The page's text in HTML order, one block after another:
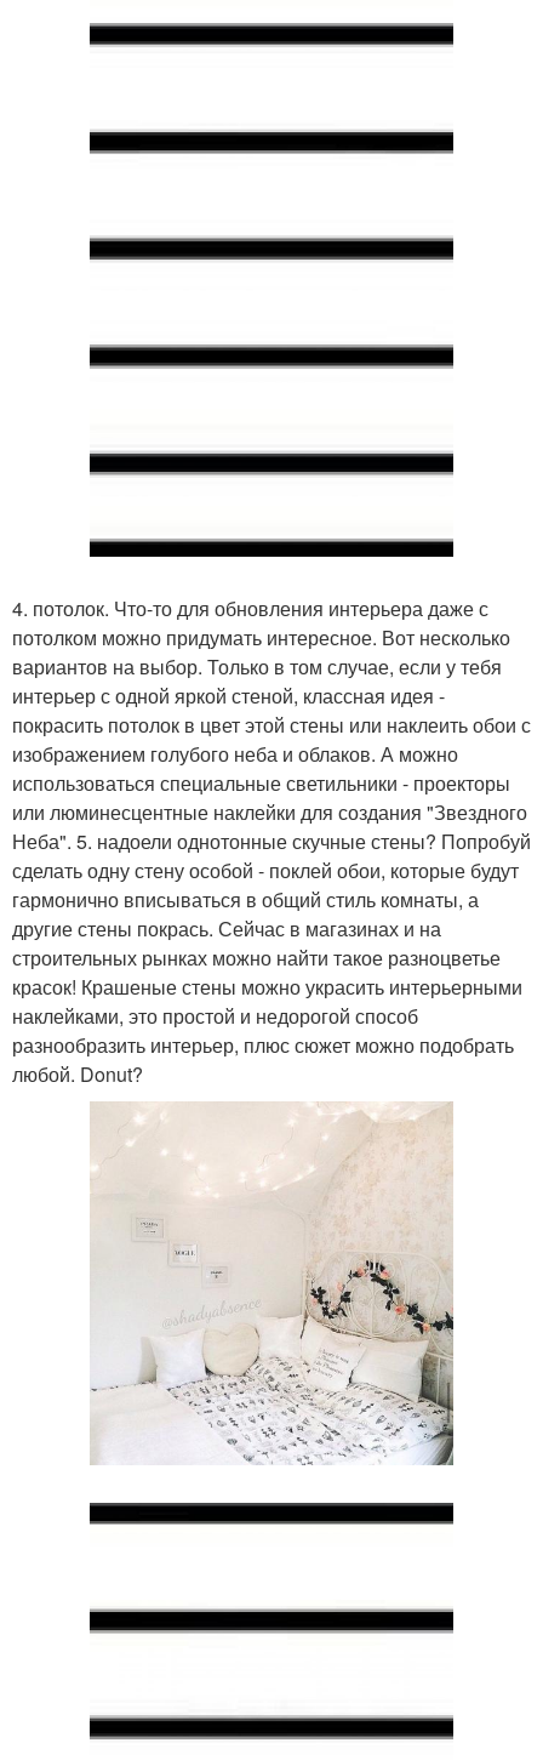
4. потолок. Что-то для обновления интерьера даже с
потолком можно придумать интересное. Вот несколько
вариантов на выбор. Только в том случае, если у тебя
интерьер с одной яркой стеной, классная идея -
покрасить потолок в цвет этой стены или наклеить обои с
изображением голубого неба и облаков. А можно
использоваться специальные светильники - проекторы
или люминесцентные наклейки для создания "Звездного
Неба". 5. надоели однотонные скучные стены? Попробуй
сделать одну стену особой - поклей обои, которые будут
гармонично вписываться в общий стиль комнаты, а
другие стены покрась. Сейчас в магазинах и на
строительных рынках можно найти такое разноцветье
красок! Крашеные стены можно украсить интерьерными
наклейками, это простой и недорогой способ
разнообразить интерьер, плюс сюжет можно подобрать
любой. Donut?